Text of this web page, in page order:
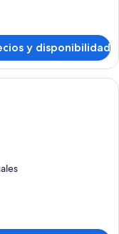
y disponibilidad
de hotel con una cama